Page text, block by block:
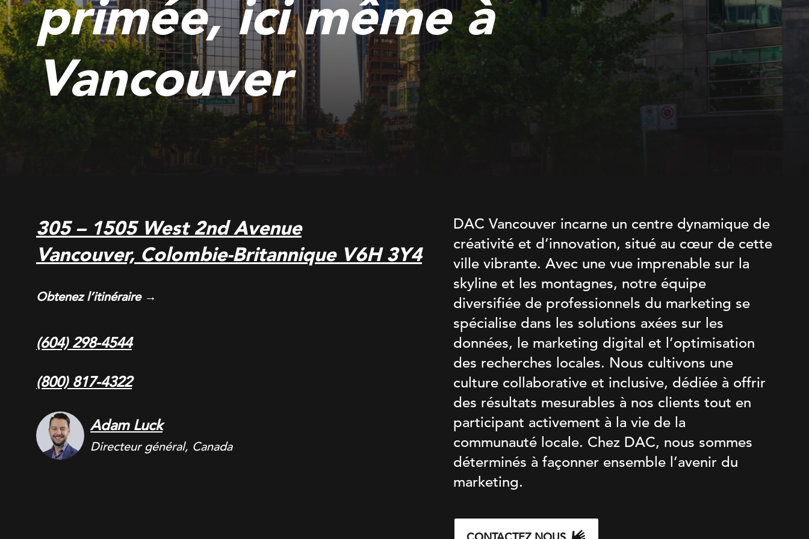
primée, ici même à
Vancouver
305 – 1505 West 2nd Avenue
Vancouver, Colombie-Britannique V6H 3Y4
Obtenez l’itinéraire →
(604) 298-4544
(800) 817-4322
Adam Luck
Directeur général, Canada
DAC Vancouver incarne un centre dynamique de
créativité et d’innovation, situé au cœur de cette
ville vibrante. Avec une vue imprenable sur la
skyline et les montagnes, notre équipe
diversifiée de professionnels du marketing se
spécialise dans les solutions axées sur les
données, le marketing digital et l’optimisation
des recherches locales. Nous cultivons une
culture collaborative et inclusive, dédiée à offrir
des résultats mesurables à nos clients tout en
participant activement à la vie de la
communauté locale. Chez DAC, nous sommes
déterminés à façonner ensemble l’avenir du
marketing.